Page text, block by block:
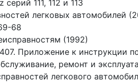
111, 112 и 113
легковых автомобилей
68
(1992)
Приложение к инструкции
ремонт и
легкового